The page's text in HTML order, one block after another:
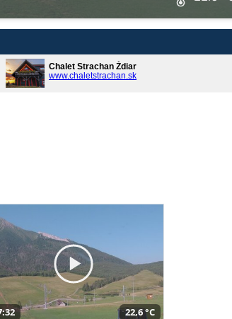
Chalet Strachan Ždiar
www.chaletstrachan.sk
22,6 °C